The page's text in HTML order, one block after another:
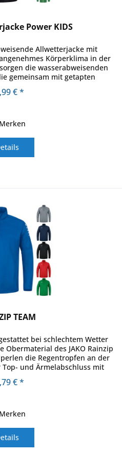
Power KIDS
Allwetterjacke mit
Körperklima in der
die wasserabweisenden
gemeinsam mit getapten
€ *
Merken
TEAM
bei schlechtem Wetter
Obermaterial des JAKO Rainzip
die Regentropfen an der
und Ärmelabschluss mit
€ *
Merken